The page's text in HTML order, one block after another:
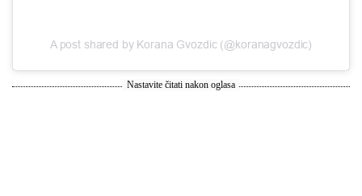
A post shared by Korana Gvozdic (@koranagvozdic)
Nastavite čitati nakon oglasa